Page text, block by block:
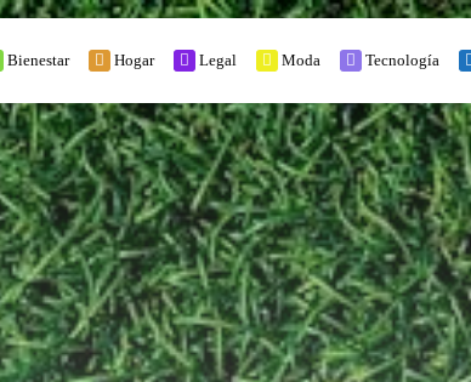
Bienestar Hogar Legal Moda Tecnología